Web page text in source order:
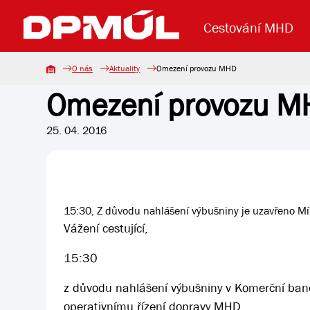
Cestování MHD
Uzavření mostu Dr. E. Beneše Koupit
Lanová dráha Reklama
Základní údaje Aktuality
O nás Aktuality Omezení provozu MHD
Omezení provozu
25. 04. 2016
15:30, Z důvodu nahlášení výbušniny je uzavřeno
Vážení cestující,
15:30
z důvodu nahlášení výbušniny v Komerční